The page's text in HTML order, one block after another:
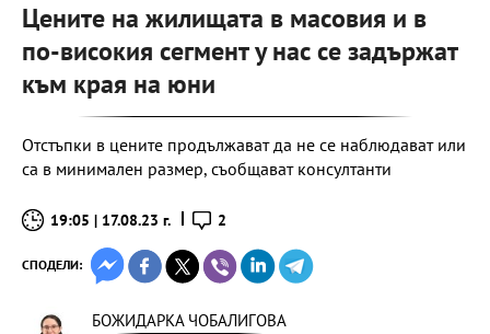
Цените на жилищата в масовия и в
по-високия сегмент у нас се задържат
към края на юни
Отстъпки в цените продължават да не се наблюдават или
са в минимален размер, съобщават консултанти
19:05 | 17.08.23 г. 2
СПОДЕЛИ:
БОЖИДАРКА ЧОБАЛИГОВА